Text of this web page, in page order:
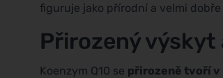
figuruje jako přírodní a velmi
Přirozený výskyt
Koenzym Q10 se přirozeně tvoří v